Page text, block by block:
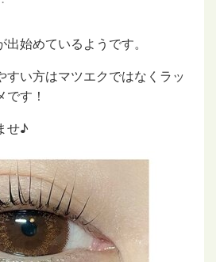
始めているようです。
すい方はマツエクではなくラッ
す！
せ♪